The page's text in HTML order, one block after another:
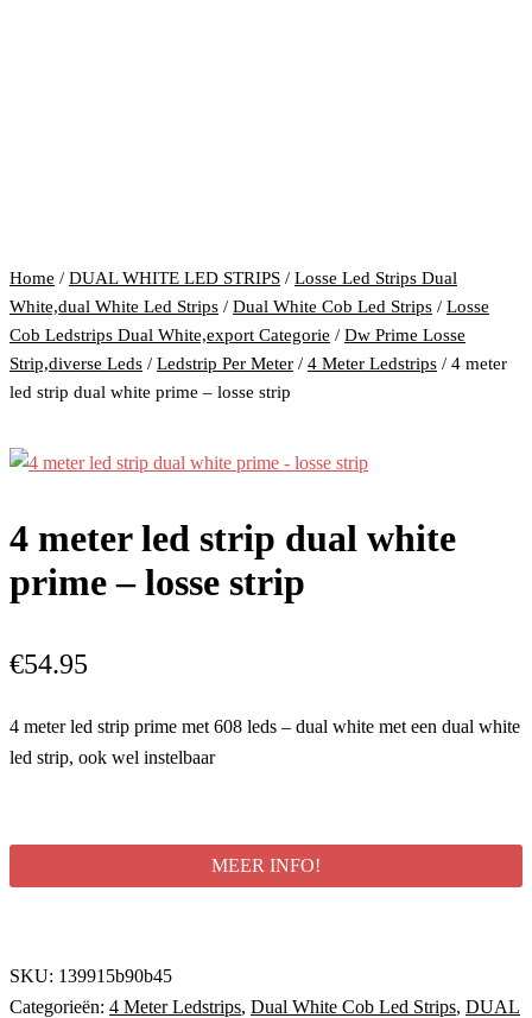
Home / DUAL WHITE LED STRIPS / Losse Led Strips Dual
White,dual White Led Strips / Dual White Cob Led Strips / Losse
Cob Ledstrips Dual White,export Categorie / Dw Prime Losse
Strip,diverse Leds / Ledstrip Per Meter / 4 Meter Ledstrips / 4 meter
led strip dual white prime – losse strip
4 meter led strip dual white
prime – losse strip
€54.95
4 meter led strip prime met 608 leds – dual white met een dual white
led strip, ook wel instelbaar
MEER INFO!
SKU: 139915b90b45
Categorieën: 4 Meter Ledstrips, Dual White Cob Led Strips, DUAL